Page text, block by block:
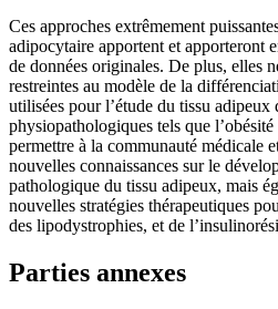
Ces approches extrêmement
adipocytaire apportent et apporteront
de données originales. De plus, elles
restreintes au modèle de la
utilisées pour l’étude du tissu adipeux
physiopathologiques tels que
permettre à la communauté médicale
nouvelles connaissances sur le
pathologique du tissu adipeux, mais
nouvelles stratégies thérapeutiques
des lipodystrophies, et de
Parties annexes